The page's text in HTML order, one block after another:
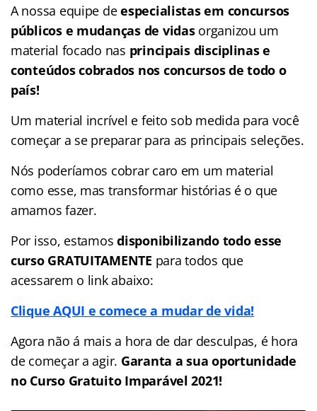
A nossa equipe deespecialistas em concursos
públicos e mudanças de vidasorganizou um
material focado nas principais disciplinas e
conteúdos cobrados nos concursos de todo o
país!
Um material incrível e feito sob medida para você
começar a se preparar para as principais seleções.
Nós poderíamos cobrar caro em um material
como esse, mas transformar histórias é o que
amamos fazer.
Por isso, estamos disponibilizando todo esse
curso GRATUITAMENTE para todos que
acessarem o link abaixo:
Clique AQUI e comece a mudar de vida!
Agora não á mais a hora de dar desculpas, é hora
de começar a agir. Garanta a sua oportunidade
no Curso Gratuito Imparável 2021!